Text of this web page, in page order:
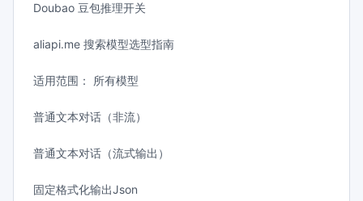
Doubao 豆包推理开关
aliapi.me 搜索模型选型指南
适用范围： 所有模型
普通文本对话（非流）
普通文本对话（流式输出）
固定格式化输出Json